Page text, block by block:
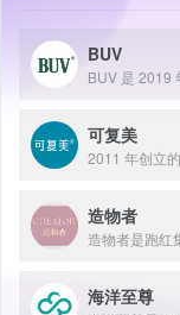
BUV
可复美
造物者
海洋至尊